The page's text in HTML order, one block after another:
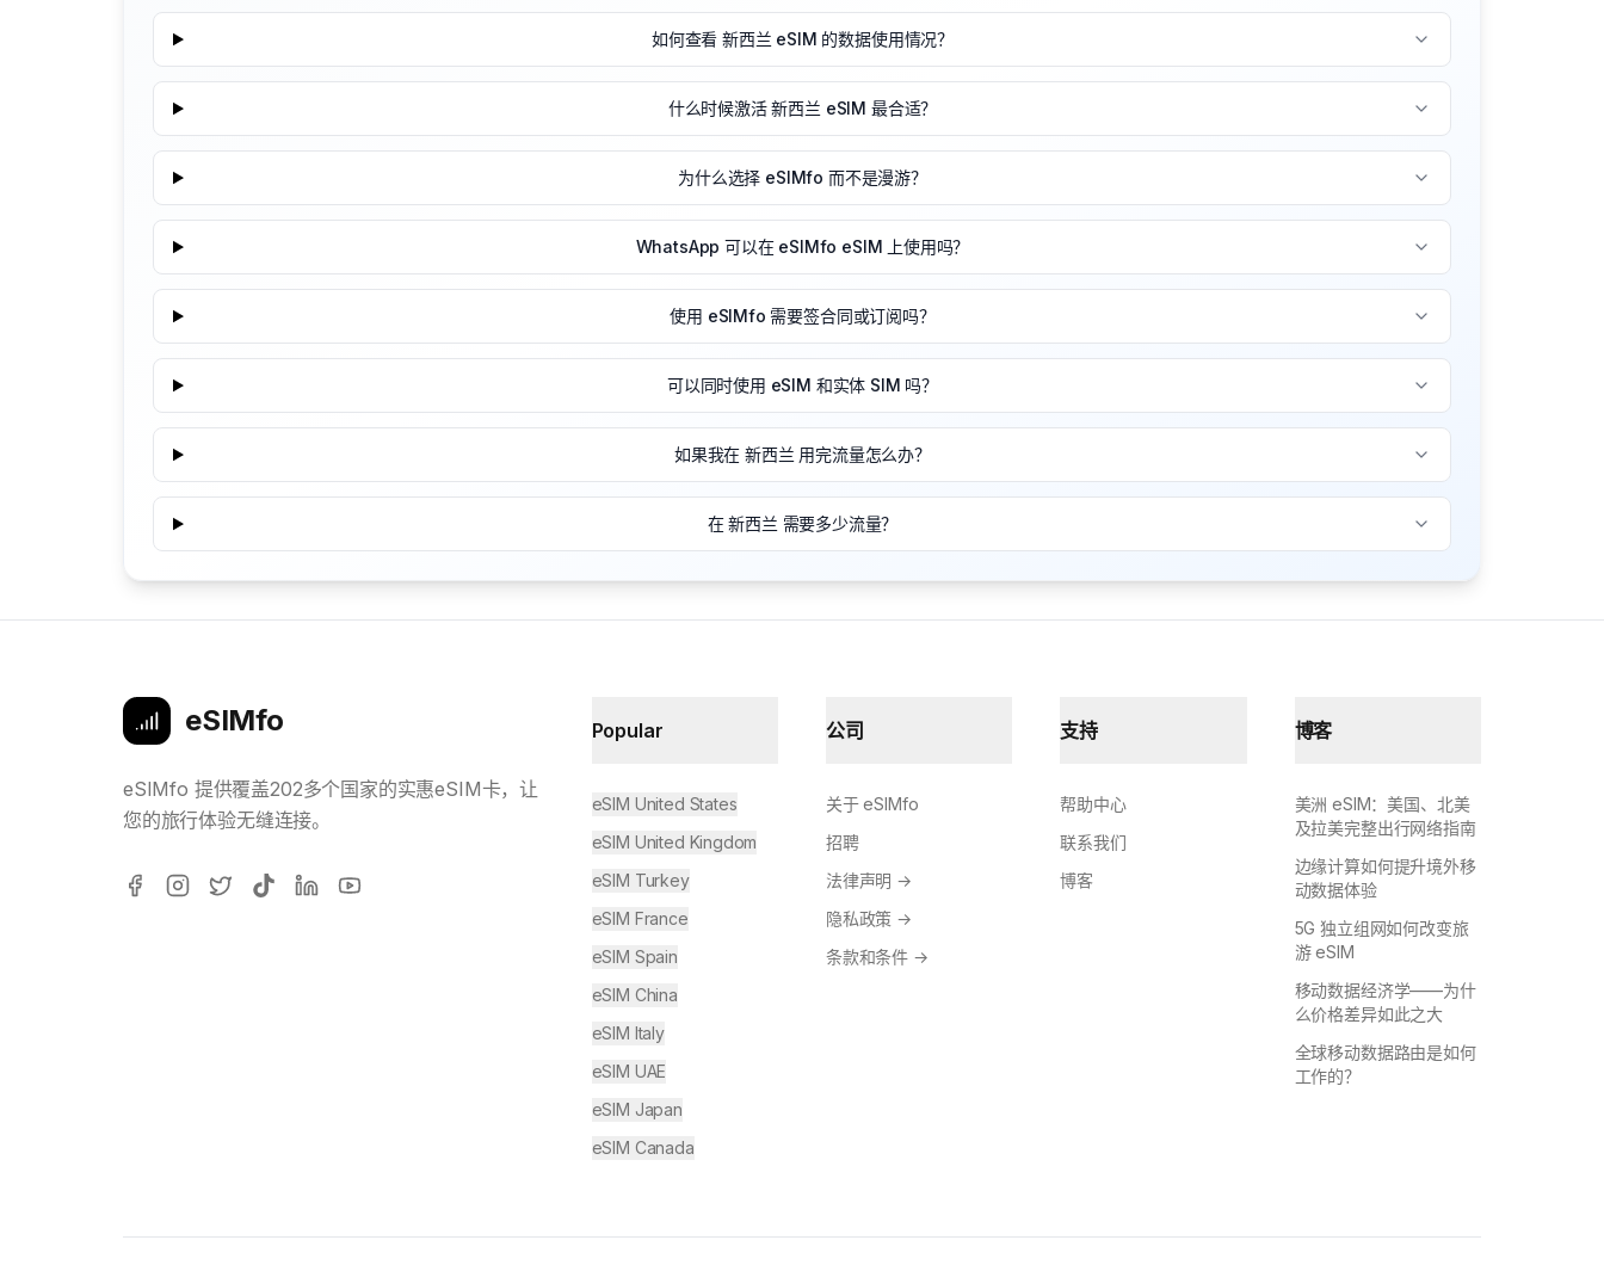
如何查看 新西兰 eSIM 的数据使用情况？
什么时候激活 新西兰 eSIM 最合适？
为什么选择 eSIMfo 而不是漫游？
WhatsApp 可以在 eSIMfo eSIM 上使用吗？
使用 eSIMfo 需要签合同或订阅吗？
可以同时使用 eSIM 和实体 SIM 吗？
如果我在 新西兰 用完流量怎么办？
在 新西兰 需要多少流量？
eSIMfo
eSIMfo 提供覆盖202多个国家的实惠eSIM卡，让
您的旅行体验无缝连接。
Popular
eSIM United States
eSIM United Kingdom
eSIM Turkey
eSIM France
eSIM Spain
eSIM China
eSIM Italy
eSIM UAE
eSIM Japan
eSIM Canada
公司
关于 eSIMfo
招聘
法律声明 →
隐私政策 →
条款和条件 →
支持
帮助中心
联系我们
博客
博客
美洲 eSIM：美国、北美
及拉美完整出行网络指南
边缘计算如何提升境外移
动数据体验
5G 独立组网如何改变旅
游 eSIM
移动数据经济学——为什
么价格差异如此之大
全球移动数据路由是如何
工作的？